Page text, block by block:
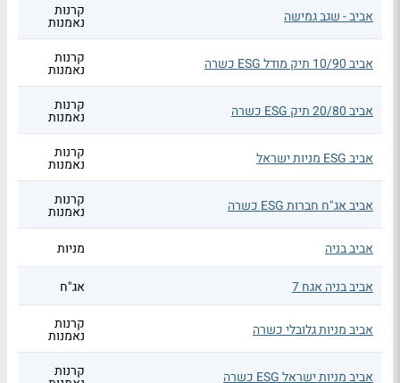
אביב - שגב גמישה קרנות
נאמנות
אביב 10/90 תיק מודל ESG כשרה קרנות
נאמנות
אביב 20/80 תיק ESG כשרה קרנות
נאמנות
אביב ESG מניות ישראל קרנות
נאמנות
אביב אג"ח חברות ESG כשרה קרנות
נאמנות
אביב בניה
מניות
אביב בניה אגח 7 אג"ח
אביב מניות גלובלי כשרה קרנות
נאמנות
אביב מניות ישראל ESG כשרה קרנות